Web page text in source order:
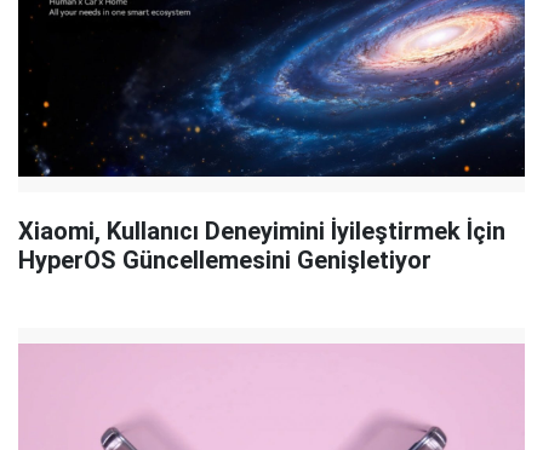
Xiaomi, Kullanıcı Deneyimini İyileştirmek İçin
HyperOS Güncellemesini Genişletiyor